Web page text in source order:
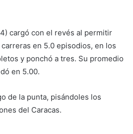
cargó con el revés al permitir
en 5.0 episodios, en los
y ponchó a tres. Su promedio
en 5.00.
de la punta, pisándoles los
del Caracas.